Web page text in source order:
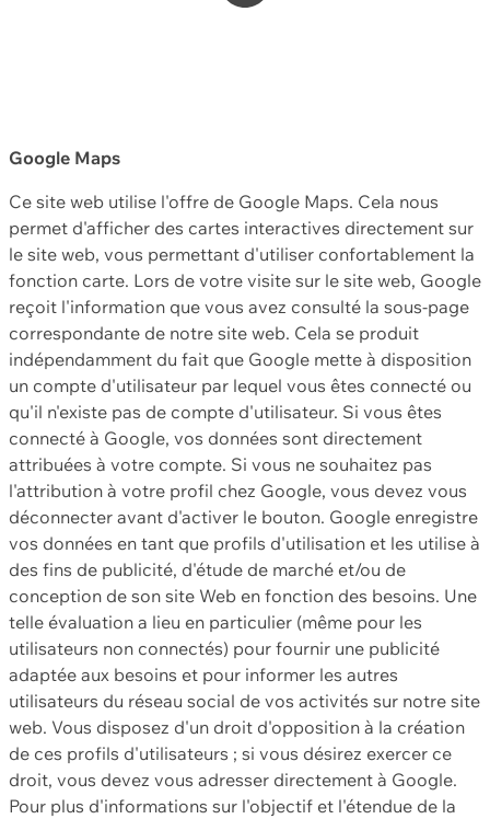
Google Maps
Ce site web utilise l'offre de Google Maps. Cela nous
permet d'afficher des cartes interactives directement sur
le site web, vous permettant d'utiliser confortablement la
fonction carte. Lors de votre visite sur le site web, Google
reçoit l'information que vous avez consulté la sous-page
correspondante de notre site web. Cela se produit
indépendamment du fait que Google mette à disposition
un compte d'utilisateur par lequel vous êtes connecté ou
qu'il n'existe pas de compte d'utilisateur. Si vous êtes
connecté à Google, vos données sont directement
attribuées à votre compte. Si vous ne souhaitez pas
l'attribution à votre profil chez Google, vous devez vous
déconnecter avant d'activer le bouton. Google enregistre
vos données en tant que profils d'utilisation et les utilise à
des fins de publicité, d'étude de marché et/ou de
conception de son site Web en fonction des besoins. Une
telle évaluation a lieu en particulier (même pour les
utilisateurs non connectés) pour fournir une publicité
adaptée aux besoins et pour informer les autres
utilisateurs du réseau social de vos activités sur notre site
web. Vous disposez d'un droit d'opposition à la création
de ces profils d'utilisateurs ; si vous désirez exercer ce
droit, vous devez vous adresser directement à Google.
Pour plus d'informations sur l'objectif et l'étendue de la